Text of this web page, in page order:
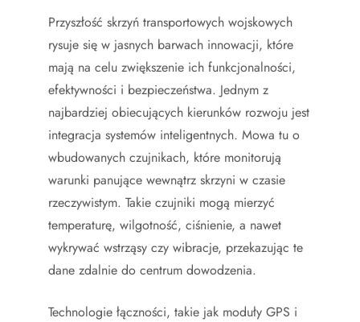
Przyszłość skrzyń transportowych wojskowych
rysuje się w jasnych barwach innowacji, które
mają na celu zwiększenie ich funkcjonalności,
efektywności i bezpieczeństwa. Jednym z
najbardziej obiecujących kierunków rozwoju jest
integracja systemów inteligentnych. Mowa tu o
wbudowanych czujnikach, które monitorują
warunki panujące wewnątrz skrzyni w czasie
rzeczywistym. Takie czujniki mogą mierzyć
temperaturę, wilgotność, ciśnienie, a nawet
wykrywać wstrząsy czy wibracje, przekazując te
dane zdalnie do centrum dowodzenia.
Technologie łączności, takie jak moduły GPS i